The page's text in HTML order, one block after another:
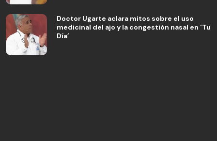
Doctor Ugarte aclara mitos sobre el uso
medicinal del ajo y la congestión nasal en ‘Tu
Día’